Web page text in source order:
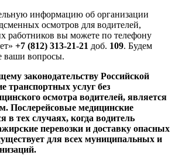
информацию об организации
осмотров для водителей,
работников вы можете по телефону
+7 (812) 313-21-21 доб. 109. Будем
ваши вопросы.
законодательству Российской
транспортных услуг без
осмотра водителей, является
Послерейсовые медицинские
в тех случаях, когда водитель
перевозки и доставку опасных
для всех муниципальных и